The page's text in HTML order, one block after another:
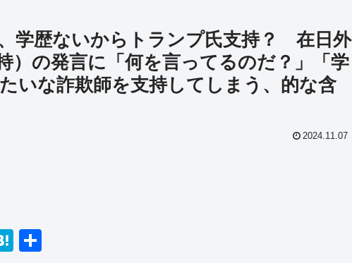
学歴ないからトランプ氏支持？ 在日外
）の発言に「何を言ってるのだ？」「学
いな詐欺師を支持してしまう、的な含
2024.11.07
H